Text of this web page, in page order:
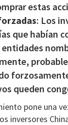
estas
: Los
que habían
entidades
queden
pone una
inversores